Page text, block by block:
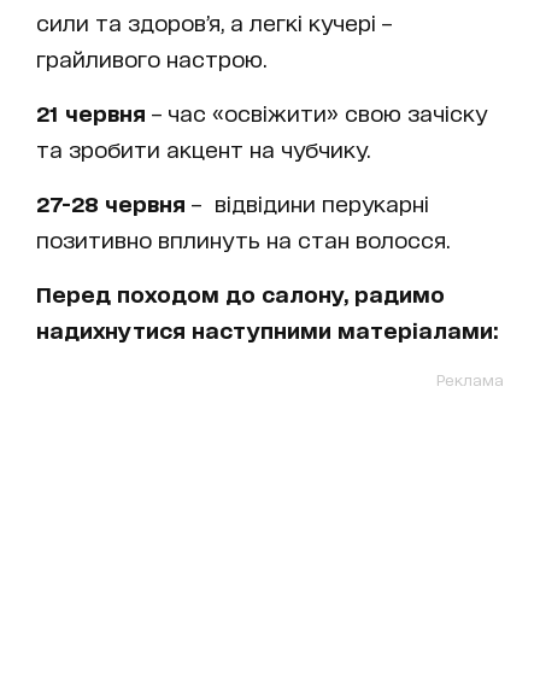
сили та здоров’я, а легкі кучері –
грайливого настрою.
21 червня – час «освіжити» свою зачіску
та зробити акцент на чубчику.
27-28 червня – відвідини перукарні
позитивно вплинуть на стан волосся.
Перед походом до салону, радимо
надихнутися наступними матеріалами:
Реклама